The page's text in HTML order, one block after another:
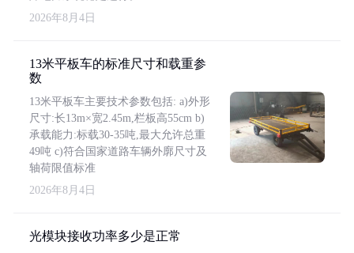
2026年8月4日
13米平板车的标准尺寸和载重参
数
13米平板车主要技术参数包括: a)外形
尺寸:长13m×宽2.45m,栏板高55cm b)
承载能力:标载30-35吨,最大允许总重
49吨 c)符合国家道路车辆外廓尺寸及
轴荷限值标准
2026年8月4日
光模块接收功率多少是正常